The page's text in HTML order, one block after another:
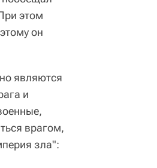
этом
он
являются
и
врагом,
зла":